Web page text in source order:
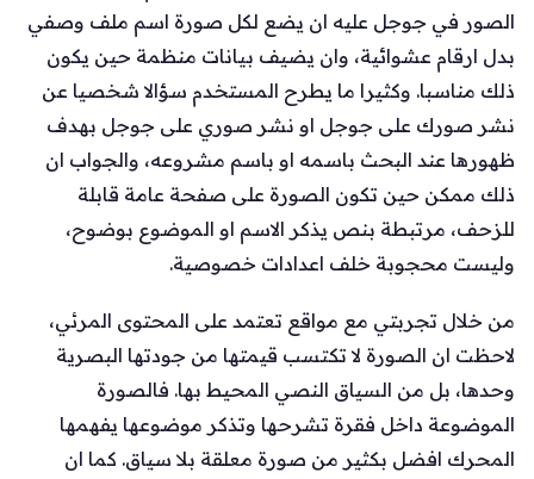
الصور في جوجل عليه ان يضع لكل صورة اسم ملف وصفي
بدل ارقام عشوائية، وان يضيف بيانات منظمة حين يكون
ذلك مناسبا. وكثيرا ما يطرح المستخدم سؤالا شخصيا عن
نشر صورك على جوجل او نشر صوري على جوجل بهدف
ظهورها عند البحث باسمه او باسم مشروعه، والجواب ان
ذلك ممكن حين تكون الصورة على صفحة عامة قابلة
للزحف، مرتبطة بنص يذكر الاسم او الموضوع بوضوح،
وليست محجوبة خلف اعدادات خصوصية.
من خلال تجربتي مع مواقع تعتمد على المحتوى المرئي،
لاحظت ان الصورة لا تكتسب قيمتها من جودتها البصرية
وحدها، بل من السياق النصي المحيط بها. فالصورة
الموضوعة داخل فقرة تشرحها وتذكر موضوعها يفهمها
المحرك افضل بكثير من صورة معلقة بلا سياق. كما ان